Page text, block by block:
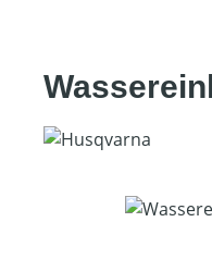
Bildergalerie